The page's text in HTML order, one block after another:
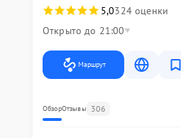
5,0324 оценки
Открыто до 21:00
Маршрут
ОбзорОтзывы 306